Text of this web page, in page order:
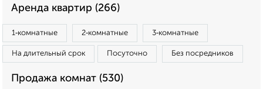
Аренда квартир (266)
1‑комнатные 2‑комнатные 3‑комнатные
На длительный срок Посуточно Без посредников
Продажа комнат (530)